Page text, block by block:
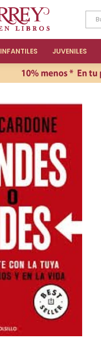
INFANTILES JUVENILES